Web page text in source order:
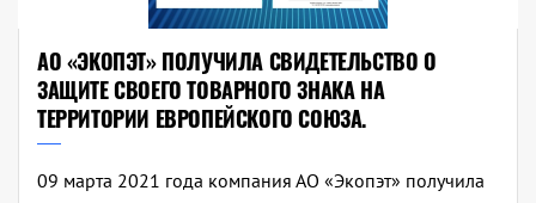
АО «ЭКОПЭТ» ПОЛУЧИЛА СВИДЕТЕЛЬСТВО О
ЗАЩИТЕ СВОЕГО ТОВАРНОГО ЗНАКА НА
ТЕРРИТОРИИ ЕВРОПЕЙСКОГО СОЮЗА.
09 марта 2021 года компания АО «Экопэт» получила